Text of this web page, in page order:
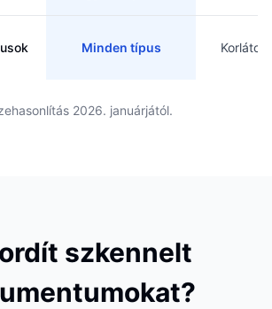
Minden típus
2026. januárjától.
szkennelt